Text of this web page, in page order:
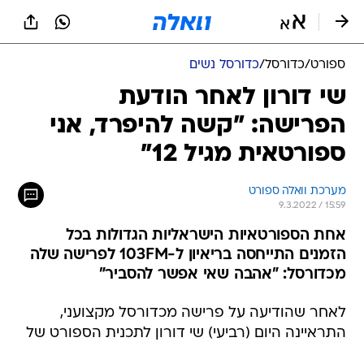
ספורט/כדורסל/כדורסל נשים
שי דורון לאחר הודעת
הפרישה: "קשה להיפרד, אני
ספורטאית מגיל 12"
מערכת וואלה ספורט
9.3.2022 / 15:59
אחת הספורטאיות הישראליות הגדולות בכל
הזמנים התייחסה בריאיון ל-103FM לפרישה שלה
מכדורסל: "אהבה שאי אפשר להסביר"
לאחר שהודיעה על פרישה מכדורסל מקצועני,
התראיינה היום (רביעי) שי דורון לתכנית הספורט של